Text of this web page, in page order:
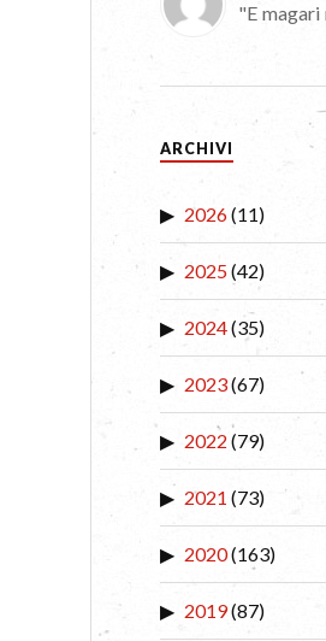
"E magari
ARCHIVI
2026(11)
2025(42)
2024(35)
2023(67)
2022 (79)
2021 (73)
2020(163)
2019(87)